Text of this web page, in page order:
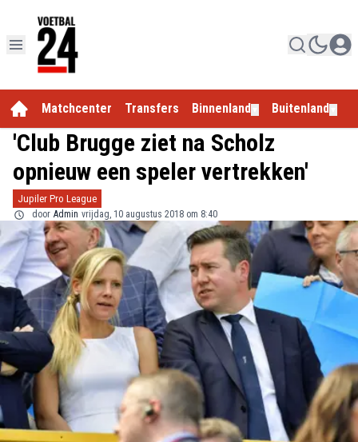
Matchcenter Transfers Binnenland Buitenland
'Club Brugge ziet na Scholz
opnieuw een speler vertrekken'
Jupiler Pro League
door Admin vrijdag, 10 augustus 2018 om 8:40